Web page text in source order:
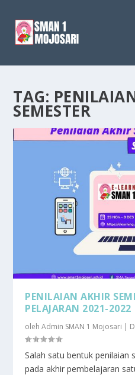
TAG:
SEMESTER
PENILAIAN AKHIR
PELAJARAN 2021-2022
olehAdmin SMAN 1 Mojosari |
Salah satu bentuk penilaian
pada akhir pembelajaran